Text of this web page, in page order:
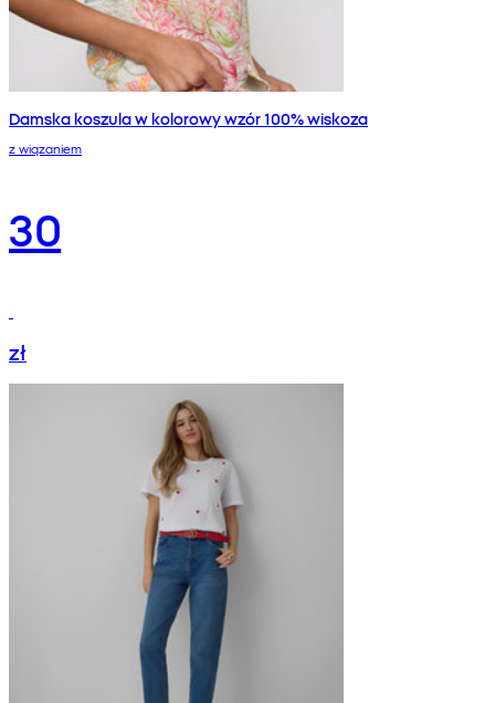
Damska koszula w kolorowy wzór 100% wiskoza
z wiązaniem
30
zł